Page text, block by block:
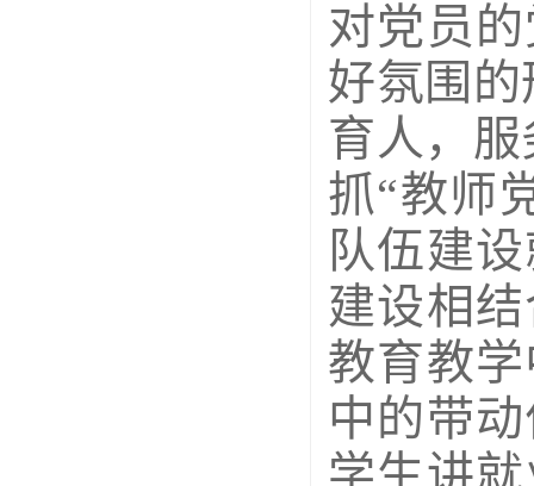
对党员
好氛围
育人，
抓“教师
队伍建
建设相
教育教
中的带
学生讲